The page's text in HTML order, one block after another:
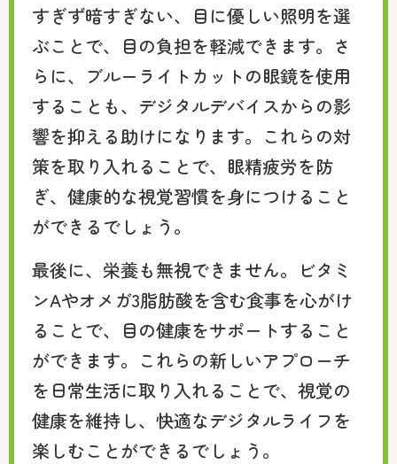
すぎず暗すぎない、目に優しい照明を選
ぶことで、目の負担を軽減できます。さ
らに、ブルーライトカットの眼鏡を使用
することも、デジタルデバイスからの影
響を抑える助けになります。これらの対
策を取り入れることで、眼精疲労を防
ぎ、健康的な視覚習慣を身につけること
ができるでしょう。
最後に、栄養も無視できません。ビタミ
ンAやオメガ3脂肪酸を含む食事を心がけ
ることで、目の健康をサポートすること
ができます。これらの新しいアプローチ
を日常生活に取り入れることで、視覚の
健康を維持し、快適なデジタルライフを
楽しむことができるでしょう。